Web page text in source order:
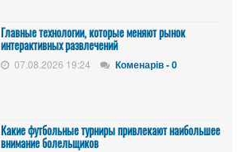
Главные технологии, которые меняют рынок
интерактивных развлечений
07.08.2026 19:24 Коменарів - 0
Какие футбольные турниры привлекают наибольшее
внимание болельщиков